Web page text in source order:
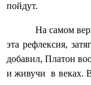
пойдут.
На самом
эта рефлексия,
добавил, Платон
и живучи
в веках.